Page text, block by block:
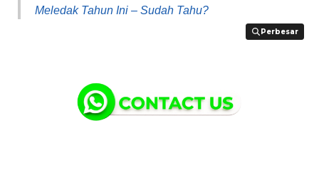
Meledak Tahun Ini – Sudah Tahu?
Perbesar
Perbesar